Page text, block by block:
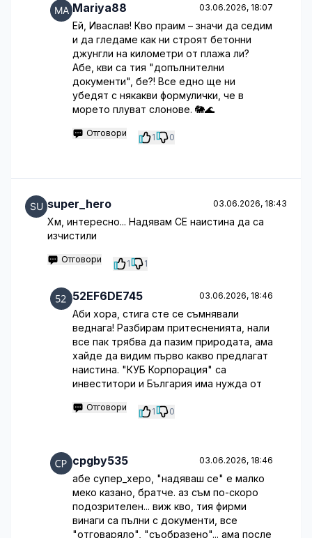
Mariya88 03.06.2026, 18:07
Ей, Иваслав! Кво праим – значи да седим
и да гледаме как ни строят бетонни
джунгли на километри от плажа ли?
Абе, кви са тия "допълнителни
документи", бе?! Все едно ще ни
убедят с някакви формулички, че в
морето плуват слонове. 🐘🌊
Отговори 1 0
super_hero 03.06.2026, 18:43
Хм, интересно... Надявам СЕ наистина да са
изчистили
Отговори 1 1
52EF6DE745 03.06.2026, 18:46
Аби хора, стига сте се съмнявали
веднага! Разбирам притесненията, нали
все пак трябва да пазим природата, ама
хайде да видим първо какво предлагат
наистина. "КУБ Корпорация" са
инвеститори и България има нужда от
Отговори 1 0
cpgby535 03.06.2026, 18:46
абе супер_херо, "надяваш се" е малко
меко казано, братче. аз съм по-скоро
подозрителен... виж кво, тия фирми
винаги са пълни с документи, все
"отговаряло", "съобразено"... ама после